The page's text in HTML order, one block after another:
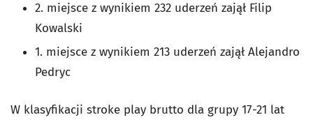
2. miejsce z wynikiem 232 uderzeń zajął Filip
Kowalski
1. miejsce z wynikiem 213 uderzeń zajął Alejandro
Pedryc
W klasyfikacji stroke play brutto dla grupy 17-21 lat